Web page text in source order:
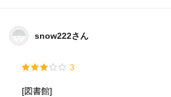
snow222さん
3
[図書館]